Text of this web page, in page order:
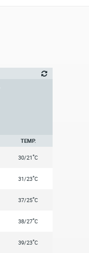
TEMP.
30/21°C
31/23°C
37/25°C
38/27°C
39/23°C